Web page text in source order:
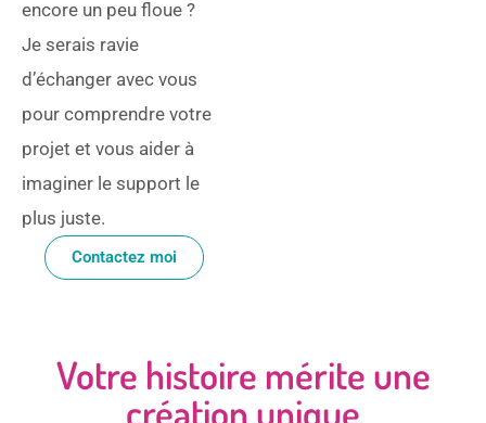
encore un peu floue ?
Je serais ravie
d’échanger avec vous
pour comprendre votre
projet et vous aider à
imaginer le support le
plus juste.
Contactez moi
Votre histoire mérite une
création unique